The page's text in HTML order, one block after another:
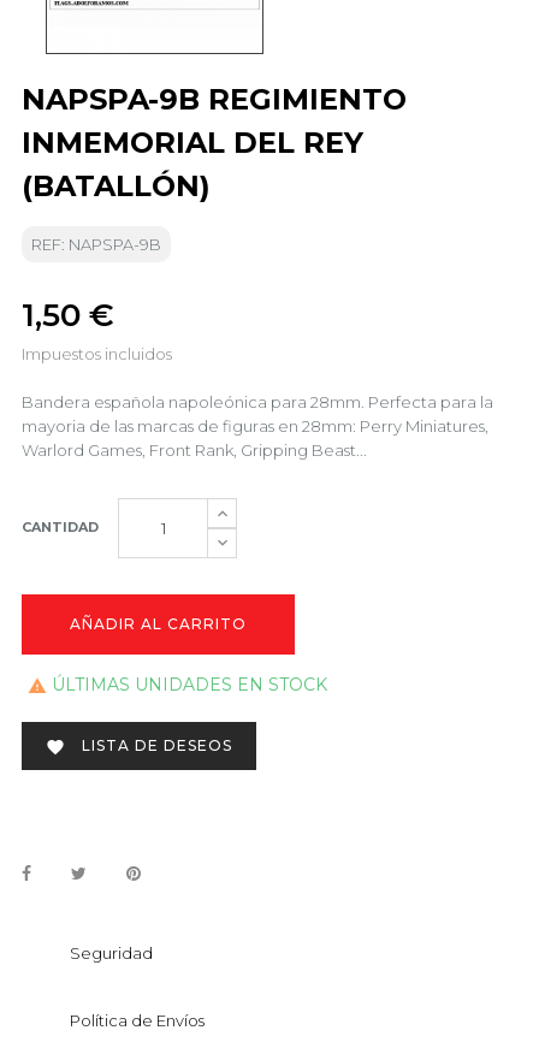
NAPSPA-9B REGIMIENTO
INMEMORIAL DEL REY
(BATALLÓN)
REF: NAPSPA-9B
1,50 €
Impuestos incluidos
Bandera española napoleónica para 28mm. Perfecta para la
mayoria de las marcas de figuras en 28mm: Perry Miniatures,
Warlord Games, Front Rank, Gripping Beast...
CANTIDAD
AÑADIR AL CARRITO
 ÚLTIMAS UNIDADES EN STOCK
 LISTA DE DESEOS
Seguridad
Política de Envíos